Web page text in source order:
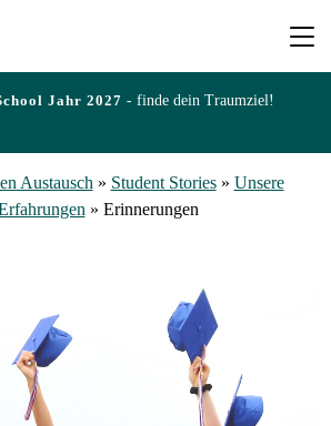
Jahr 2027 - finde dein Traumziel!
Austausch» Student Stories» Unsere
» Erinnerungen